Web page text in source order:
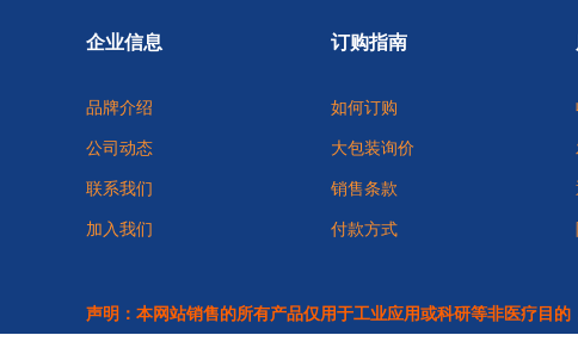
企业信息
品牌介绍
公司动态
联系我们
加入我们
订购指南
如何订购
大包装询价
销售条款
付款方式
声明：本网站销售的所有产品仅用于工业应用或科研等非医疗目